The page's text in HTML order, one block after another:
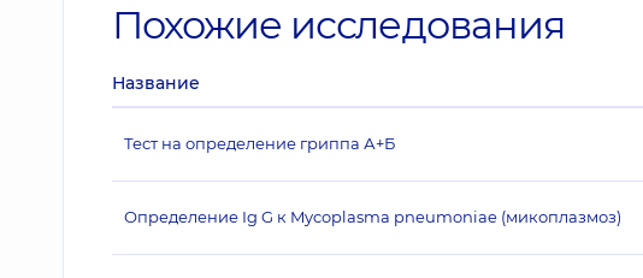
Похожие исследования
Название
Тест на определение гриппа А+Б
Определение Ig G к Mycoplasma pneumoniae (микоплазмоз)